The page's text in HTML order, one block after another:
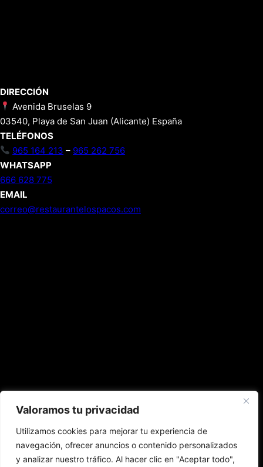
Valoramos tu privacidad
Utilizamos cookies para mejorar tu experiencia de
navegación, ofrecer anuncios o contenido personalizados
y analizar nuestro tráfico. Al hacer clic en "Aceptar todo",
DIRECCIÓN
Avenida Bruselas 9
03540, Playa de San Juan (Alicante) España
TELÉFONOS
965 164 213 – 965 262 756
WHATSAPP
666 628 775
EMAIL
correo@restaurantelospacos.com